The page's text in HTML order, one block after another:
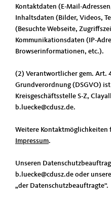
Kontaktdaten (E-Mail-
Inhaltsdaten (Bilder, Videos,
(Besuchte Webseite,
Kommunikationsdaten (IP-
Browserinformationen, etc.).
(2) Verantwortlicher gem. Art.
Grundverordnung (DSGVO)
Kreisgeschäftsstelle S-Z,
b.luecke@cdusz.de.
Weitere Kontaktmöglichkeiten
Impressum.
Unseren
b.luecke@cdusz.de oder
der Datenschutzbeauftragte“.